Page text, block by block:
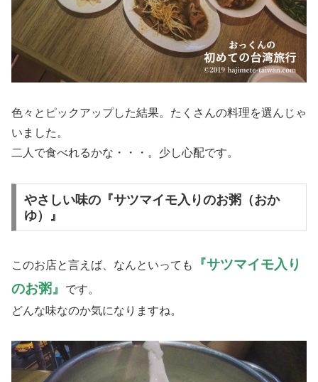
色々とピックアップした結果。たくさんの料理を選んじゃ
いました。
二人で食べれるかな・・・。少し心配です。
やさしい味の『サツマイモ入りのお粥（おか
ゆ）』
このお店と言えば、なんといっても
『サツマイモ入り
のお粥』
です。
どんな味なのか気になりますね。